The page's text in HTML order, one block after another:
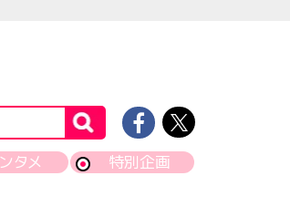
タメ 特別企画